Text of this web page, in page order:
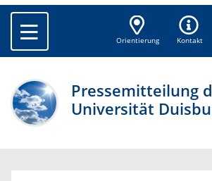
Orientierung Kontakt
Pressemitteilung
Universität